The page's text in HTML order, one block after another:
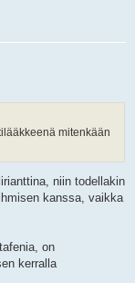
mitenkään
niin todellakin
kanssa, vaikka
on
kerralla